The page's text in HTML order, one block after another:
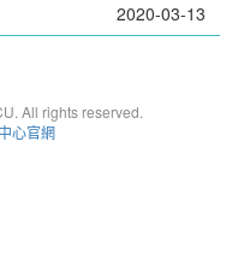
2020-03-13
All rights reserved.
心官網